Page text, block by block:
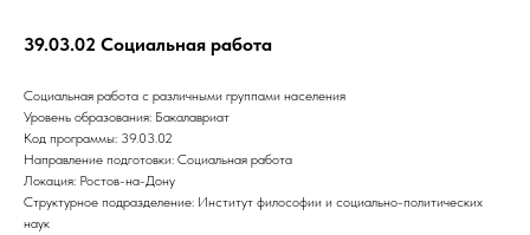
39.03.02 Социальная работа
Социальная работа с различными группами населения
Уровень образования: Бакалавриат
Код программы: 39.03.02
Направление подготовки: Социальная работа
Локация: Ростов-на-Дону
Структурное подразделение: Институт философии и социально-политических
наук